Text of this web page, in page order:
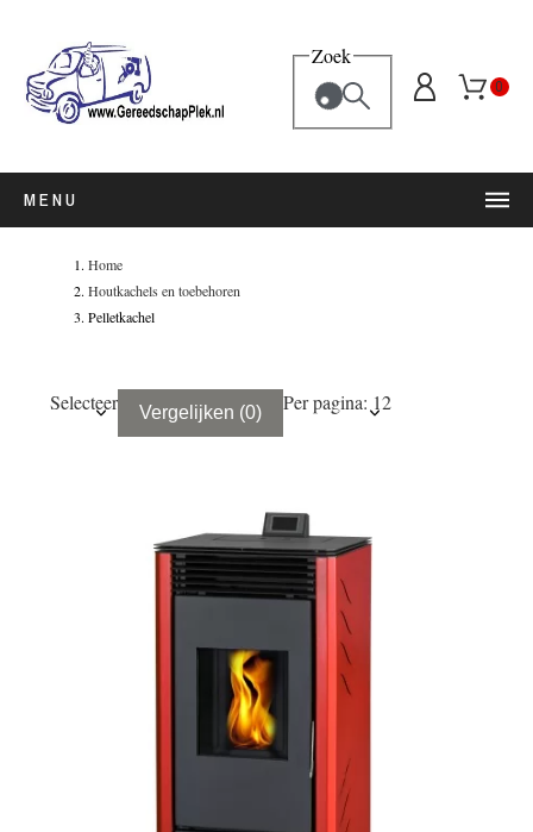
Zoek
0
MENU
Home
Houtkachels en toebehoren
Pelletkachel
Selecteer Vergelijken (0) Per pagina: 12